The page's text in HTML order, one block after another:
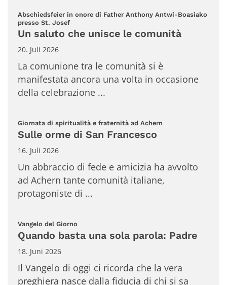
Abschiedsfeier in onore di Father Anthony Antwi-Boasiako
presso St. Josef:
Un saluto che unisce le comunità
20. Juli 2026
La comunione tra le comunità si è
manifestata ancora una volta in occasione
della celebrazione ...
Giornata di spiritualità e fraternità ad Achern
Sulle orme di San Francesco
16. Juli 2026
Un abbraccio di fede e amicizia ha avvolto
ad Achern tante comunità italiane,
protagoniste di ...
Vangelo del Giorno
Quando basta una sola parola: Padre
18. Juni 2026
Il Vangelo di oggi ci ricorda che la vera
preghiera nasce dalla fiducia di chi si sa